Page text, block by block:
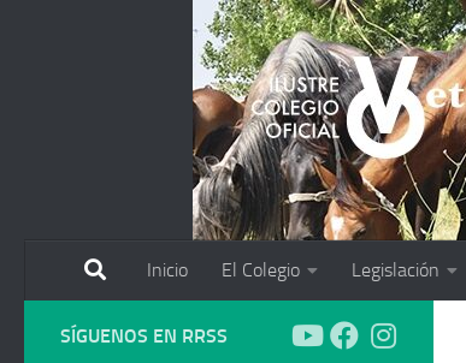
Inicio El Colegio Legislación
SÍGUENOS EN RRSS